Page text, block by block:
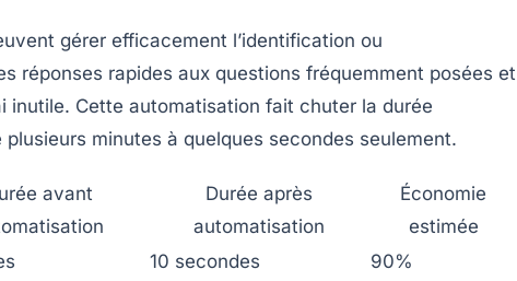
gérer efficacement l’identification ou
réponses rapides aux questions fréquemment posées et
inutile. Cette automatisation fait chuter la durée
minutes à quelques secondes seulement.
avant
Durée après
automatisation
Économie
estimée
10 secondes
90%